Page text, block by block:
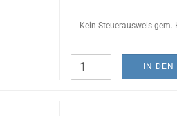
Kein Steuerausweis gem.
IN DEN